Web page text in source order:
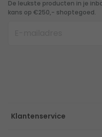
De leukste producten in je
kans op €250,- shoptegoed.
Klantenservice